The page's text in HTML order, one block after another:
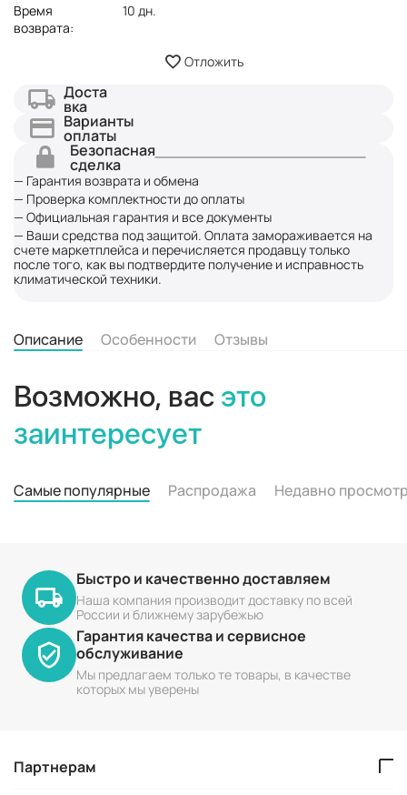
Время
возврата:
10 дн.
Отложить
Доста
вка
Варианты
оплаты
Безопасная
сделка
— Гарантия возврата и обмена
— Проверка комплектности до оплаты
— Официальная гарантия и все документы
— Ваши средства под защитой. Оплата замораживается на
счете маркетплейса и перечисляется продавцу только
после того, как вы подтвердите получение и исправность
климатической техники.
Описание Особенности Отзывы
Возможно, вас это
заинтересует
Самые популярные Распродажа Недавно
Быстро и качественно доставляем
Наша компания производит доставку по всей
России и ближнему зарубежью
Гарантия качества и сервисное
обслуживание
Мы предлагаем только те товары, в качестве
которых мы уверены
Партнерам